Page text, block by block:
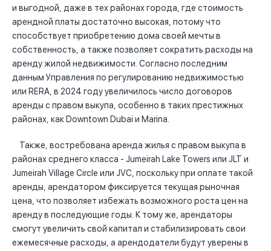
и выгодной, даже в тех районах города, где стоимость
арендной платы достаточно высокая, потому что
способствует приобретению дома своей мечты в
собственность, а также позволяет сократить расходы на
аренду жилой недвижимости. Согласно последним
данным Управления по регулированию недвижимостью
или RERA, в 2024 году увеличилось число договоров
аренды с правом выкупа, особенно в таких престижных
районах, как Downtown Dubai и Marina.
Также, востребована аренда жилья с правом выкупа в
районах среднего класса - Jumeirah Lake Towers или JLT и
Jumeirah Village Circle или JVC, поскольку при оплате такой
аренды, арендатором фиксируется текущая рыночная
цена, что позволяет избежать возможного роста цен на
аренду в последующие годы. К тому же, арендаторы
смогут увеличить свой капитал и стабилизировать свои
ежемесячные расходы, а арендодатели будут уверены в